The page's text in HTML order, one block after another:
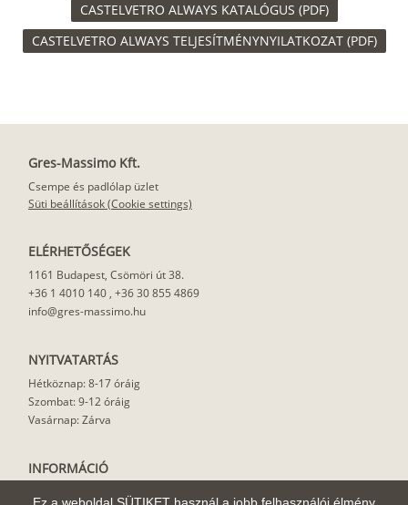
CASTELVETRO ALWAYS KATALÓGUS (PDF)
CASTELVETRO ALWAYS TELJESÍTMÉNYNYILATKOZAT (PDF)
Gres-Massimo Kft.
Csempe és padlólap üzlet
Süti beállítások (Cookie settings)
ELÉRHETŐSÉGEK
1161 Budapest, Csömöri út 38.
+36 1 4010 140 , +36 30 855 4869
info@gres-massimo.hu
NYITVATARTÁS
Hétköznap: 8-17 óráig
Szombat: 9-12 óráig
Vasárnap: Zárva
INFORMÁCIÓ